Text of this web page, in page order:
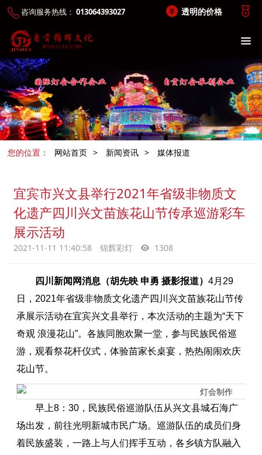
咨询服务热线： 013064393027 透明的价格
您的位置： 网站首页 > 新闻资讯 > 媒体报道
宜宾市兴文县举行2021年省级非物质文
化遗产四川兴文苗族花山节传承巡游彩车
展示活动
2021-11-11 11:40:58 锦辉彩灯 1308
四川新闻网消息（胡先映 申勇 摄影报道）4月29
日，2021年省级非物质文化遗产四川兴文苗族花山节传
承展示活动在宜宾兴文县举行，本次活动的主题为“天下
奇观 浪漫花山”。各族同胞欢聚一堂，参与民族民俗巡
游，观看祭花杆仪式，体验苗家长桌宴，热热闹闹欢庆
花山节。
早上8：30，民族民俗巡游队伍从兴文县城石海广
场出发，前往光明新城市民广场。巡游队伍的成员们身
着民族盛装，一路上与人们挥手互动，各乡镇方队融入